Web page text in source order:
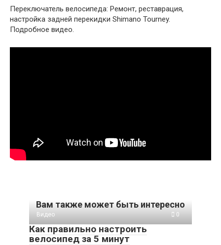
Переключатель велосипеда: Ремонт, реставрация,
настройка задней перекидки Shimano Tourney.
Подробное видео.
Вам также может быть интересно
Видео 0
Как правильно настроить
велосипед за 5 минут